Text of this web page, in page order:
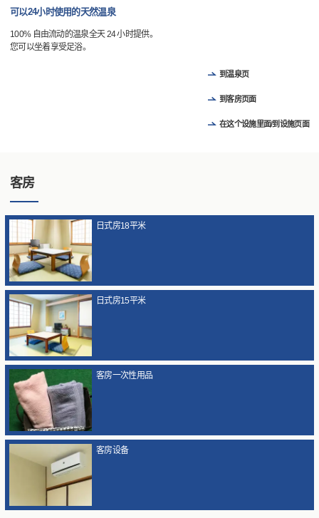
可以24小时使用的天然温泉
100% 自由流动的温泉全天 24 小时提供。
您可以坐着享受足浴。
到温泉页
到客房页面
在这个设施里面/到设施页面
客房
日式房18平米
日式房15平米
客房一次性用品
客房设备